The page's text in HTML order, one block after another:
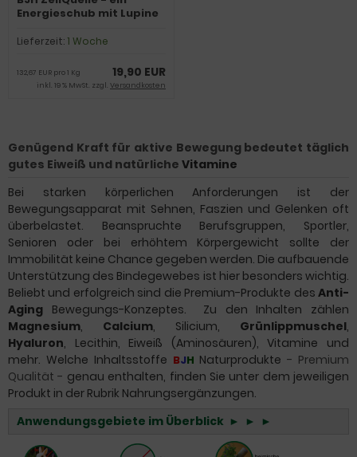
Energieschub mit Lupine
Lieferzeit:1 Woche
19,90 EUR
132,67 EUR pro 1 Kg
inkl. 19 % MwSt. zzgl. Versandkosten
Genügend Kraft für aktive Bewegung bedeutet täglich
gutes Eiweiß und natürliche Vitamine
Bei starken körperlichen Anforderungen ist der
Bewegungsapparat mit Sehnen, Faszien und Gelenken oft
überbelastet. Beanspruchte Berufsgruppen, Sportler,
Senioren oder bei erhöhtem Körpergewicht sollte der
Immobilität keine Chance gegeben werden. Die aufbauende
Unterstützung des Bindegewebes ist hier besonders wichtig.
Beliebt und erfolgreich sind die Premium-Produkte des Anti-
Aging Bewegungs-Konzeptes. Zu den Inhalten zählen
Magnesium, Calcium, Silicium, Grünlippmuschel,
Hyaluron, Lecithin, Eiweiß (Aminosäuren), Vitamine und
mehr. Welche Inhaltsstoffe BJH Naturprodukte- Premium
Qualität - genau enthalten, finden Sie unter dem jeweiligen
Produkt in der Rubrik Nahrungsergänzungen.
Anwendungsgebiete im Überblick ► ► ►